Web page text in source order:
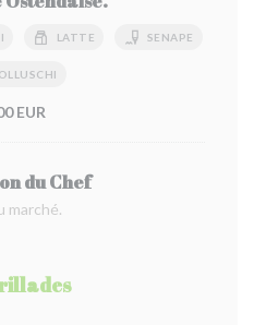
LATTE SENAPE
EUR
du Chef
marché.